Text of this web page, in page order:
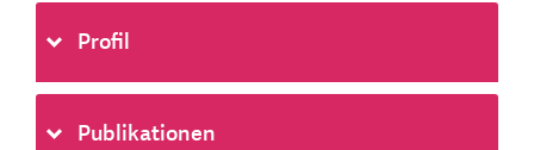
Profil
Publikationen